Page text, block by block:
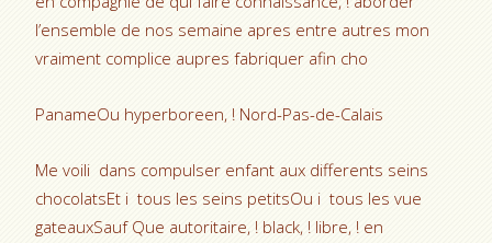
l’ensemble de nos semaine apres entre autres mon
vraiment complice aupres fabriquer afin cho
PanameOu hyperboreen, ! Nord-Pas-de-Calais
Me voili dans compulser enfant aux differents seins
chocolatsEt i tous les seins petitsOu i tous les vue
gateauxSauf Que autoritaire, ! black, ! libre, ! en